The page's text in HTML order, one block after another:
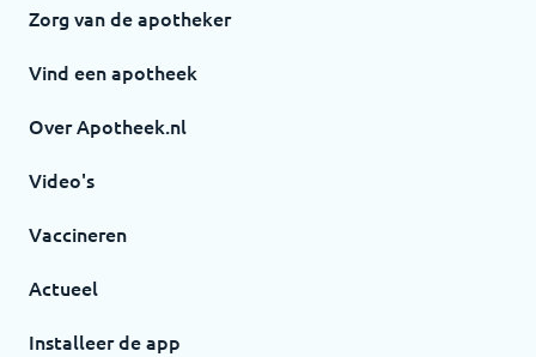
Zorg van de apotheker
Vind een apotheek
Over Apotheek.nl
Video's
Vaccineren
Actueel
Installeer de app